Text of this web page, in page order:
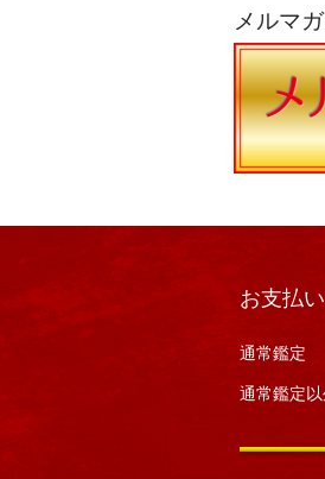
メルマ
お支払
通常鑑定
通常鑑定